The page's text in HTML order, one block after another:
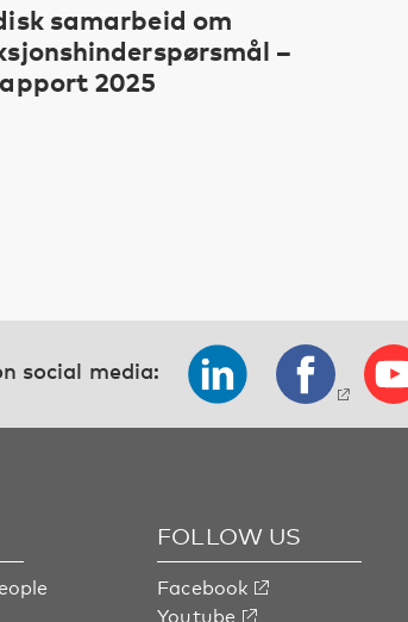
samarbeid om
–
2025
social media:
FOLLOW US
Facebook
Youtube